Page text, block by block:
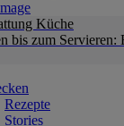
Küche
bis zum Servieren:
Rezepte
Stories